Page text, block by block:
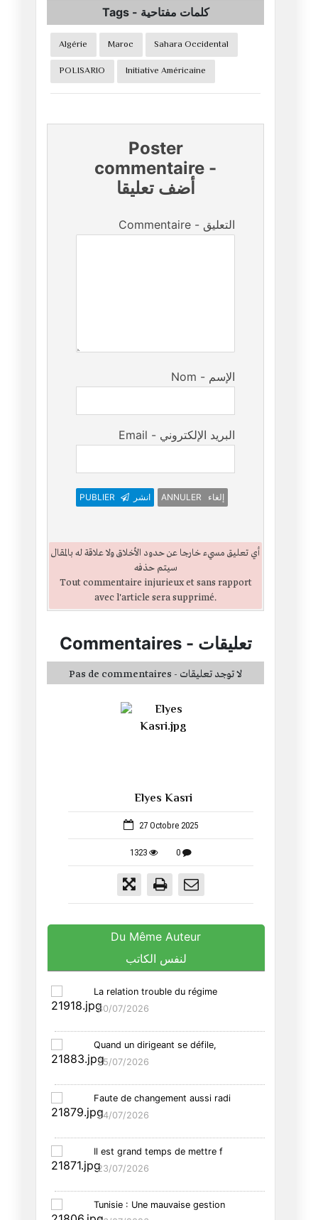
Elyes Kasri
27 Octobre 2025
1323 0
Du Même Auteur
لنفس الكاتب
La relation trouble du régime
30/07/2026
Quand un dirigeant se défile,
25/07/2026
Faute de changement aussi radi
24/07/2026
Il est grand temps de mettre f
23/07/2026
Tunisie : Une mauvaise gestion
Tags- كلمات مفتاحية
Algérie Maroc
Sahara Occidental
POLISARIO
Initiative Américaine
Poster
commentaire -
أضف تعليقا
Commentaire - التعليق
Nom - الإسم
Email - البريد الإلكتروني
PUBLIER انشر ANNULER إلغاء
أي تعليق مسيء خارجا عن حدود الأخلاق ولا علاقة له بالمقال
سيتم حذفه
Tout commentaire injurieux et sans rapport
avec l'article sera supprimé.
Commentaires- تعليقات
Pas de commentaires - لا توجد تعليقات